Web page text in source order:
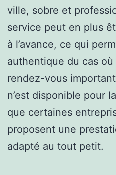
ville, sobre et
service peut en plus
à l’avance, ce qui
authentique du cas
rendez-vous
n’est disponible pour
que certaines
proposent une
adapté au tout petit.